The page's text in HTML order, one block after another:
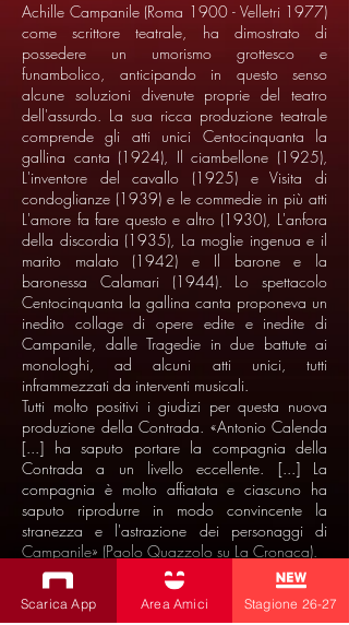
Achille Campanile (Roma 1900 - Velletri 1977)
come scrittore teatrale, ha dimostrato di
possedere un umorismo grottesco e
funambolico, anticipando in questo senso
alcune soluzioni divenute proprie del teatro
dell'assurdo. La sua ricca produzione teatrale
comprende gli atti unici Centocinquanta la
gallina canta (1924), Il ciambellone (1925),
L'inventore del cavallo (1925) e Visita di
condoglianze (1939) e le commedie in più atti
L'amore fa fare questo e altro (1930), L'anfora
della discordia (1935), La moglie ingenua e il
marito malato (1942) e Il barone e la
baronessa Calamari (1944). Lo spettacolo
Centocinquanta la gallina canta proponeva un
inedito collage di opere edite e inedite di
Campanile, dalle Tragedie in due battute ai
monologhi, ad alcuni atti unici, tutti
inframmezzati da interventi musicali.
Tutti molto positivi i giudizi per questa nuova
produzione della Contrada. «Antonio Calenda
[...] ha saputo portare la compagnia della
Contrada a un livello eccellente. [...] La
compagnia è molto affiatata e ciascuno ha
saputo riprodurre in modo convincente la
stranezza e l'astrazione dei personaggi di
Campanile» (Paolo Quazzolo su La Cronaca).
«Un esempio probante di "teatro leggero", dove
la compagnia dei dieci interpreti trova modo di
cimentarsi anche nel canto e nel ballo, oltre a
Scarica App Area Amici Stagione 26-27